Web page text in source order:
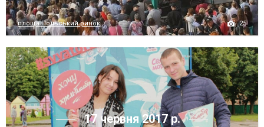
площа Польський ринок 25
17 червня 2017 р.